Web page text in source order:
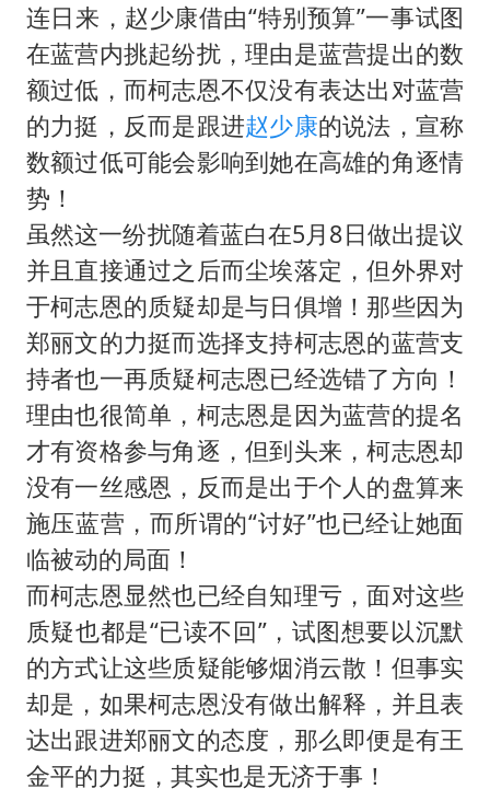
连日来，赵少康借由“特别预算”一事试图
在蓝营内挑起纷扰，理由是蓝营提出的数
额过低，而柯志恩不仅没有表达出对蓝营
的力挺，反而是跟进赵少康的说法，宣称
数额过低可能会影响到她在高雄的角逐情
势！
虽然这一纷扰随着蓝白在5月8日做出提议
并且直接通过之后而尘埃落定，但外界对
于柯志恩的质疑却是与日俱增！那些因为
郑丽文的力挺而选择支持柯志恩的蓝营支
持者也一再质疑柯志恩已经选错了方向！
理由也很简单，柯志恩是因为蓝营的提名
才有资格参与角逐，但到头来，柯志恩却
没有一丝感恩，反而是出于个人的盘算来
施压蓝营，而所谓的“讨好”也已经让她面
临被动的局面！
而柯志恩显然也已经自知理亏，面对这些
质疑也都是“已读不回”，试图想要以沉默
的方式让这些质疑能够烟消云散！但事实
却是，如果柯志恩没有做出解释，并且表
达出跟进郑丽文的态度，那么即便是有王
金平的力挺，其实也是无济于事！